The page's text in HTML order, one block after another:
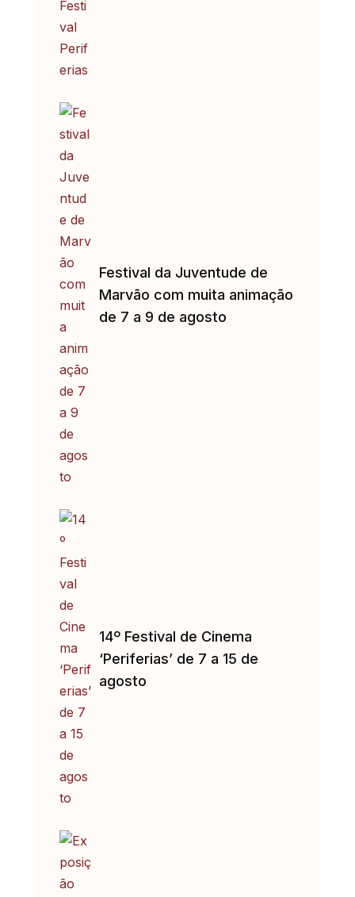
Festival da Juventude de
Marvão com muita animação
de 7 a 9 de agosto
14º Festival de Cinema
‘Periferias’ de 7 a 15 de
agosto